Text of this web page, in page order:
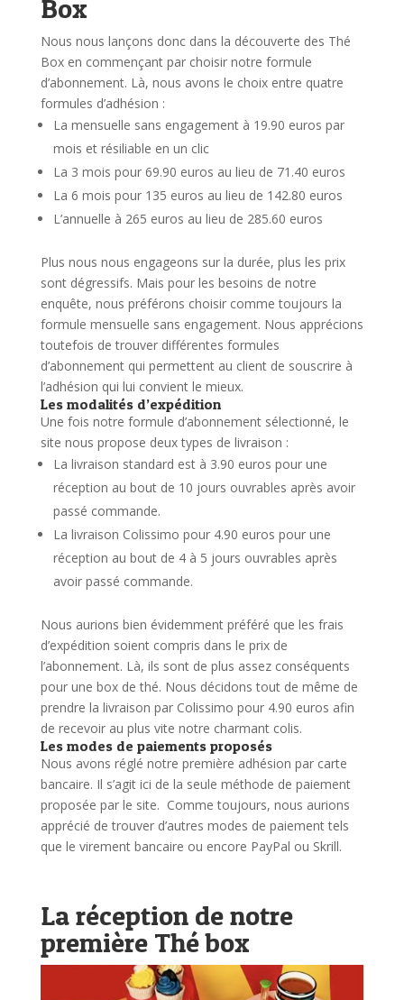
Box
Nous nous lançons donc dans la découverte des Thé
Box en commençant par choisir notre formule
d’abonnement. Là, nous avons le choix entre quatre
formules d’adhésion :
La mensuelle sans engagement à 19.90 euros par
mois et résiliable en un clic
La 3 mois pour 69.90 euros au lieu de 71.40 euros
La 6 mois pour 135 euros au lieu de 142.80 euros
L’annuelle à 265 euros au lieu de 285.60 euros
Plus nous nous engageons sur la durée, plus les prix
sont dégressifs. Mais pour les besoins de notre
enquête, nous préférons choisir comme toujours la
formule mensuelle sans engagement. Nous apprécions
toutefois de trouver différentes formules
d’abonnement qui permettent au client de souscrire à
l’adhésion qui lui convient le mieux.
Les modalités d’expédition
Une fois notre formule d’abonnement sélectionné, le
site nous propose deux types de livraison :
La livraison standard est à 3.90 euros pour une
réception au bout de 10 jours ouvrables après avoir
passé commande.
La livraison Colissimo pour 4.90 euros pour une
réception au bout de 4 à 5 jours ouvrables après
avoir passé commande.
Nous aurions bien évidemment préféré que les frais
d’expédition soient compris dans le prix de
l’abonnement. Là, ils sont de plus assez conséquents
pour une box de thé. Nous décidons tout de même de
prendre la livraison par Colissimo pour 4.90 euros afin
de recevoir au plus vite notre charmant colis.
Les modes de paiements proposés
Nous avons réglé notre première adhésion par carte
bancaire. Il s’agit ici de la seule méthode de paiement
proposée par le site. Comme toujours, nous aurions
apprécié de trouver d’autres modes de paiement tels
que le virement bancaire ou encore PayPal ou Skrill.
La réception de notre
première Thé box